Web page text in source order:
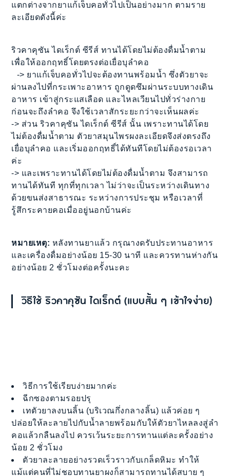
แตกต่างจากยาแก้เจ็บคอทั่วไปเป็นอย่างมาก ตามราย
ละเอียดดังนี้ค่ะ
ริวคาคุซัน ไดเร็กต์ ซีรีส์ ทานได้โดยไม่ต้องดื่มน้ำตาม
เพื่อให้ออกฤทธิ์โดยตรงต่อเยื่อบุลำคอ
-> ยาแก้เจ็บคอทั่วไปจะต้องทานพร้อมน้ำ ซึ่งตัวยาจะ
ผ่านลงไปที่กระเพาะอาหาร ถูกดูดซึมผ่านระบบทางเดิน
อาหาร เข้าสู่กระแสเลือด และไหลเวียนไปทั่วร่างกาย
ก่อนจะถึงลำคอ จึงใช้เวลาสักระยะกว่าจะเห็นผลค่ะ
-> ส่วน ริวคาคุซัน ไดเร็กต์ ซีรีส์ นั้น เพราะทานได้โดย
ไม่ต้องดื่มน้ำตาม ตัวยาสมุนไพรผงละเอียดจึงส่งตรงถึง
เยื่อบุลำคอ และเริ่มออกฤทธิ์ได้ทันทีโดยไม่ต้องรอเวลา
ค่ะ
-> และเพราะทานได้โดยไม่ต้องดื่มน้ำตาม จึงสามารถ
ทานได้ทันที ทุกที่ทุกเวลา ไม่ว่าจะเป็นระหว่างเดินทาง
ด้วยขนส่งสาธารณะ ระหว่างการประชุม หรือเวลาที่
รู้สึกระคายคอเมื่ออยู่นอกบ้านค่ะ
หมายเหตุ: หลังทานยาแล้ว กรุณางดรับประทานอาหาร
และเครื่องดื่มอย่างน้อย 15-30 นาที และควรทานห่างกัน
อย่างน้อย 2 ชั่วโมงต่อครั้งนะคะ
วิธีใช้ ริวคาคุซัน ไดเร็กต์ (แบบสั้น ๆ เข้าใจง่าย)
วิธีการใช้เรียบง่ายมากค่ะ
ฉีกซองตามรอยปรุ
เทตัวยาลงบนลิ้น (บริเวณกึ่งกลางลิ้น) แล้วค่อย ๆ
ปล่อยให้ละลายไปกับน้ำลายพร้อมกับให้ตัวยาไหลลงสู่ลำ
คอแล้วกลืนลงไป ควรเว้นระยะการทานแต่ละครั้งอย่าง
น้อย 2 ชั่วโมง
ตัวยาละลายอย่างรวดเร็วราวกับเกล็ดหิมะ ทำให้
แม้แต่คนที่ไม่ชอบทานยาผงก็สามารถทานได้สบาย ๆ